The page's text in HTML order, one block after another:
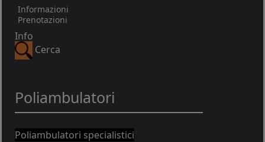
Informazioni
Prenotazioni
Info
Cerca
Poliambulatori
Poliambulatori specialistici